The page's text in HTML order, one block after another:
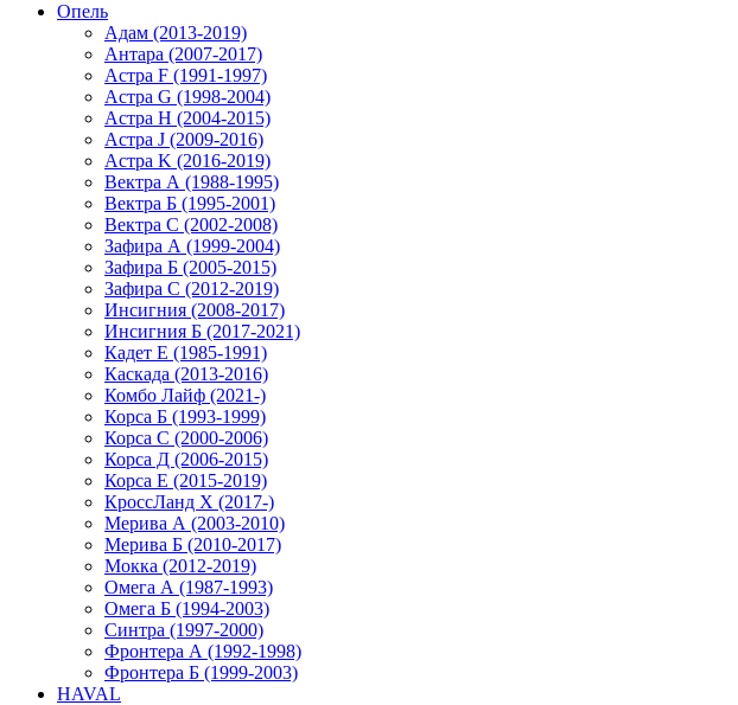
Опель
Адам (2013-2019)
Антара (2007-2017)
Астра F (1991-1997)
Астра G (1998-2004)
Астра H (2004-2015)
Астра J (2009-2016)
Астра K (2016-2019)
Вектра А (1988-1995)
Вектра Б (1995-2001)
Вектра С (2002-2008)
Зафира А (1999-2004)
Зафира Б (2005-2015)
Зафира С (2012-2019)
Инсигния (2008-2017)
Инсигния Б (2017-2021)
Кадет Е (1985-1991)
Каскада (2013-2016)
Комбо Лайф (2021-)
Корса Б (1993-1999)
Корса С (2000-2006)
Корса Д (2006-2015)
Корса E (2015-2019)
КроссЛанд X (2017-)
Мерива А (2003-2010)
Мерива Б (2010-2017)
Мокка (2012-2019)
Омега А (1987-1993)
Омега Б (1994-2003)
Синтра (1997-2000)
Фронтера А (1992-1998)
Фронтера Б (1999-2003)
HAVAL